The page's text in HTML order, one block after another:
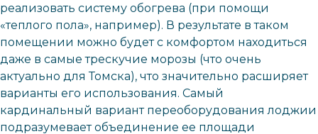
реализовать систему обогрева (при помощи
«теплого пола», например). В результате в таком
помещении можно будет с комфортом находиться
даже в самые трескучие морозы (что очень
актуально для Томска), что значительно расширяет
варианты его использования. Самый
кардинальный вариант переоборудования лоджии
подразумевает объединение ее площади